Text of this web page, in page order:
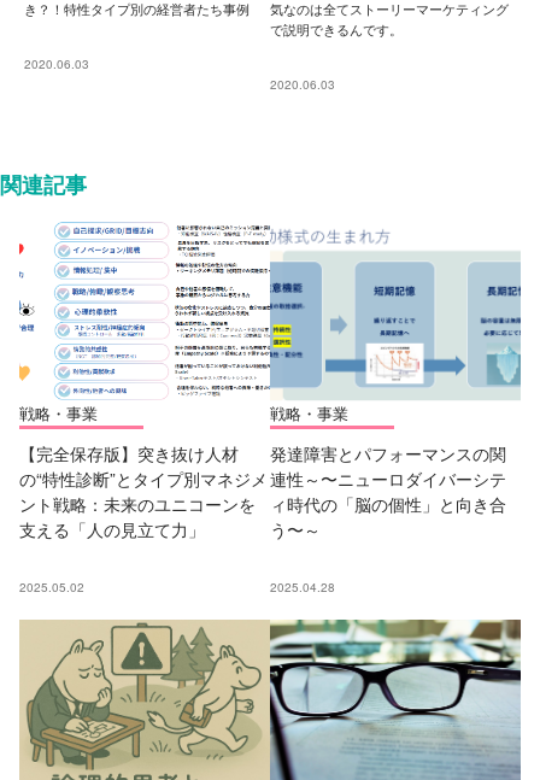
き？！特性タイプ別の経営者たち事例
2020.06.03
気なのは全てストーリーマーケティング
で説明できるんです。
2020.06.03
関連記事
戦略・事業
【完全保存版】突き抜け人材
の“特性診断”とタイプ別マネジメ
ント戦略：未来のユニコーンを
支える「人の見立て力」
2025.05.02
戦略・事業
発達障害とパフォーマンスの関
連性～〜ニューロダイバーシテ
ィ時代の「脳の個性」と向き合
う〜～
2025.04.28